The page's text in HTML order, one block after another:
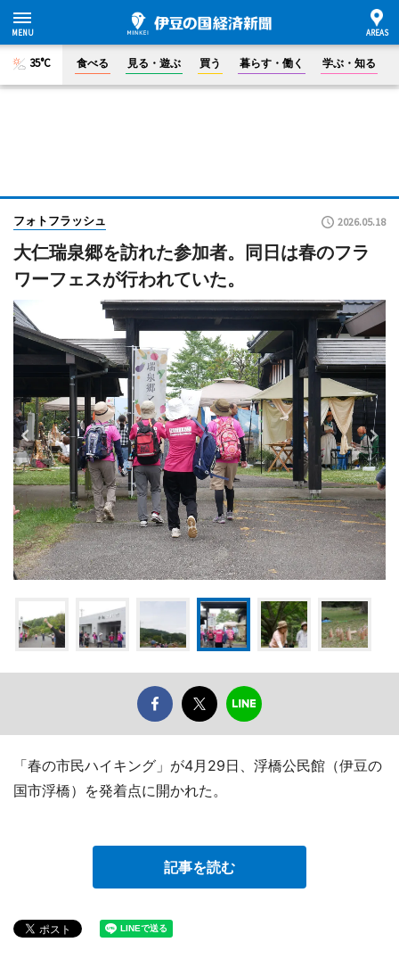
35°C 食べる 見る・遊ぶ 買う 暮らす・働く 学ぶ・知る
フォトフラッシュ 2026.05.18
大仁瑞泉郷を訪れた参加者。同日は春のフラ
ワーフェスが行われていた。
「春の市民ハイキング」が4月29日、浮橋公民館（伊豆の
国市浮橋）を発着点に開かれた。
記事を読む